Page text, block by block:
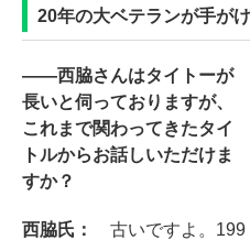
20年の大ベテランが手が
――西脇さんはタイトーが
長いと伺っておりますが、
これまで関わってきたタイ
トルからお話しいただけま
すか？
西脇氏：
古いですよ。199